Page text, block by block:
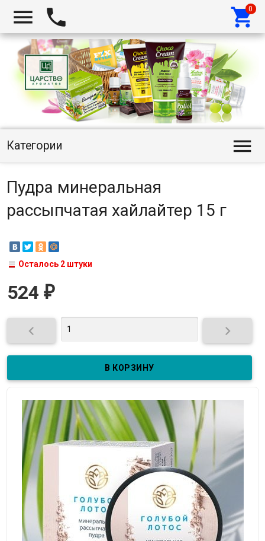
  
Категории 
Пудра минеральная
рассыпчатая хайлайтер 15 г
Осталось 2 штуки
524 ₽
 